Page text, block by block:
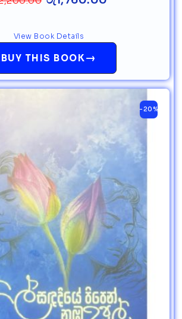
BUY THIS BOOK→
View Book Details
-20%